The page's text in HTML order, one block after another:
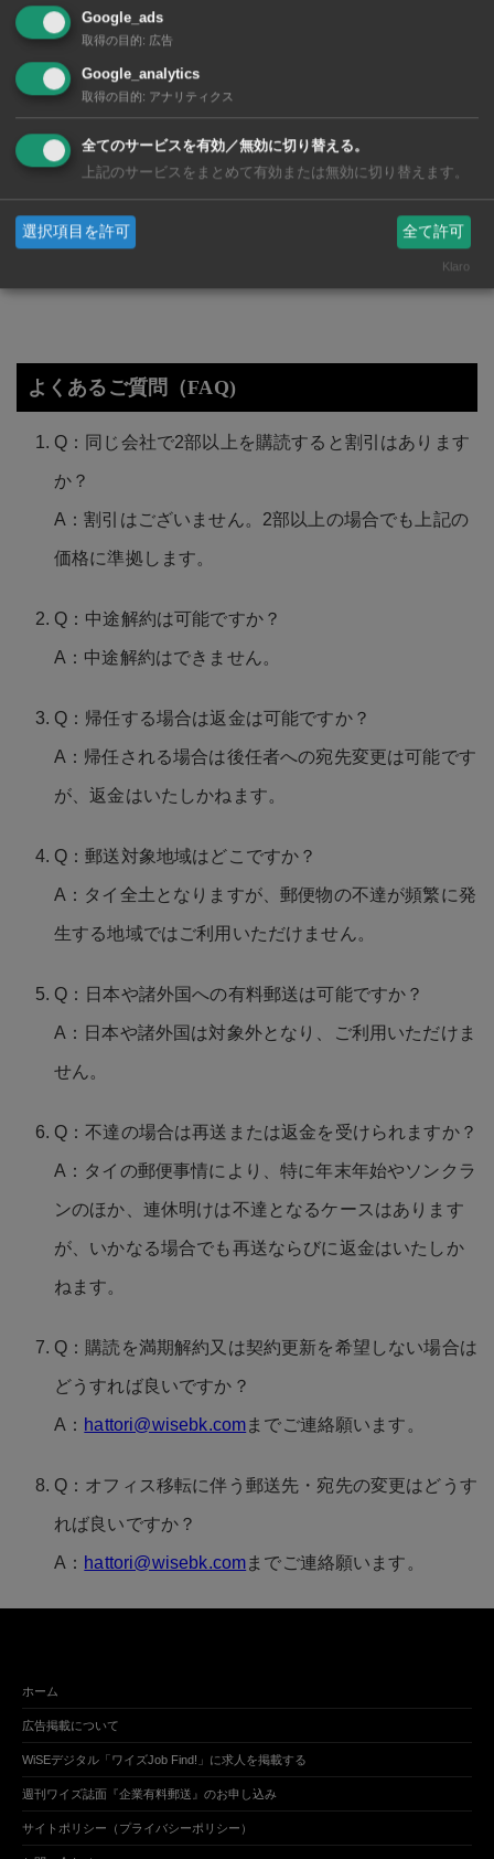
企業郵送お申込みフォームはこちら（Google
フォーム）
https://forms.gle/Sy9RHqsCEpxABk246
よくあるご質問（FAQ)
Q：同じ会社で2部以上を購読すると割引はあります
か？
A：割引はございません。2部以上の場合でも上記の
価格に準拠します。
Q：中途解約は可能ですか？
A：中途解約はできません。
Q：帰任する場合は返金は可能ですか？
A：帰任される場合は後任者への宛先変更は可能です
が、返金はいたしかねます。
Q：郵送対象地域はどこですか？
A：タイ全土となりますが、郵便物の不達が頻繁に発
生する地域ではご利用いただけません。
Q：日本や諸外国への有料郵送は可能ですか？
A：日本や諸外国は対象外となり、ご利用いただけま
せん。
Q：不達の場合は再送または返金を受けられますか？
A：タイの郵便事情により、特に年末年始やソンクラ
ンのほか、連休明けは不達となるケースはあります
が、いかなる場合でも再送ならびに返金はいたしか
ねます。
Q：購読を満期解約又は契約更新を希望しない場合は
どうすれば良いですか？
A： hattori@wisebk.comまでご連絡願います。
Q：オフィス移転に伴う郵送先・宛先の変更はどうす
れば良いですか？
A： hattori@wisebk.comまでご連絡願います。
ホーム
広告掲載について
WiSEデジタル「ワイズJob Find!」に求人を掲載する
週刊ワイズ誌面『企業有料郵送』のお申し込み
サイトポリシー（プライバシーポリシー）
Google_ads
取得の目的: 広告
Google_analytics
取得の目的: アナリティクス
全てのサービスを有効／無効に切り替える。
上記のサービスをまとめて有効または無効に切り替えます。
選択項目を許可 全て許可
Klaro